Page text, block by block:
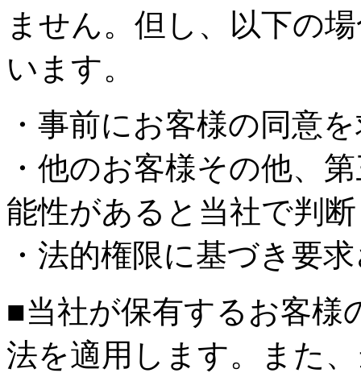
ません。但し、以下の
います。
・事前にお客様の同意
・他のお客様その他、
能性があると当社で判
・法的権限に基づき要
■当社が保有するお客様
法を適用します。また